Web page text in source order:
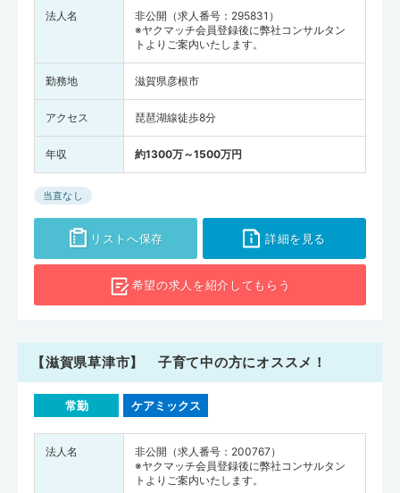
法人名
非公開（求人番号：295831）
※ヤクマッチ会員登録後に弊社コンサルタン
トよりご案内いたします。
勤務地 滋賀県彦根市
アクセス 琵琶湖線徒歩8分
年収 約1300万～1500万円
当直なし
リストへ保存 詳細を見る
希望の求人を紹介してもらう
【滋賀県草津市】 子育て中の方にオススメ！
常勤 ケアミックス
法人名
非公開（求人番号：200767）
※ヤクマッチ会員登録後に弊社コンサルタン
トよりご案内いたします。